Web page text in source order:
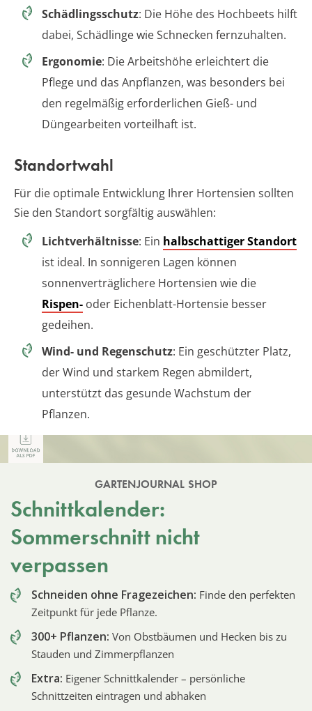
Schädlingsschutz: Die Höhe des Hochbeets hilft
dabei, Schädlinge wie Schnecken fernzuhalten.
Ergonomie: Die Arbeitshöhe erleichtert die
Pflege und das Anpflanzen, was besonders bei
den regelmäßig erforderlichen Gieß- und
Düngearbeiten vorteilhaft ist.
Standortwahl
Für die optimale Entwicklung Ihrer Hortensien sollten
Sie den Standort sorgfältig auswählen:
Lichtverhältnisse: Ein halbschattiger Standort
ist ideal. In sonnigeren Lagen können
sonnenverträglichere Hortensien wie die
Rispen- oder Eichenblatt-Hortensie besser
gedeihen.
Wind- und Regenschutz: Ein geschützter Platz,
der Wind und starkem Regen abmildert,
unterstützt das gesunde Wachstum der
Pflanzen.
GARTENJOURNAL SHOP
Schnittkalender:
Sommerschnitt nicht
verpassen
Schneiden ohne Fragezeichen: Finde den perfekten
Zeitpunkt für jede Pflanze.
300+ Pflanzen: Von Obstbäumen und Hecken bis zu
Stauden und Zimmerpflanzen
Extra: Eigener Schnittkalender – persönliche
Schnittzeiten eintragen und abhaken